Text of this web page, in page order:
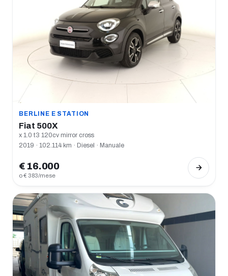
BERLINE E STATION
Fiat 500X
x 1.0 t3 120cv mirror cross
2019 · 102.114 km · Diesel · Manuale
€ 16.000
o € 383/mese